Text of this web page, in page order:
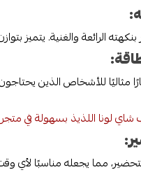
الرائعة والغنية. يتميز
مثاليًا للأشخاص الذين
لونا اللذيذ بسهولة في
مما يجعله مناسبًا لأي